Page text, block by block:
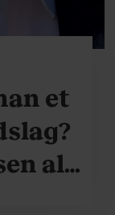
et
alt